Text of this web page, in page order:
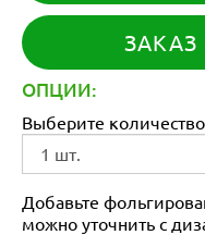
ОПЦИИ:
Выберите
Добавьте
можно уточнить с